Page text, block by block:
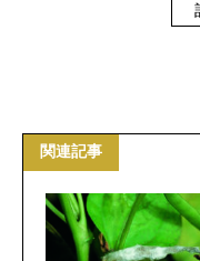
関連記事